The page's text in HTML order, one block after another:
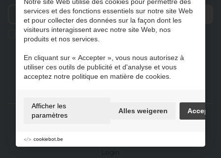
Ik geef de toestemming om mijn gegevens te bewaren en
verwerken zoals aangegeven in onze
NL
Gebruiksvoorwaarden & privacybeleid
Login
services et des fonctions essentiels sur notre site Web
et pour collecter des données sur la façon dont les
visiteurs interagissent avec notre site Web, nos
produits et nos services.
En cliquant sur « Accepter », vous nous autorisez à
utiliser ces outils de publicité et d'analyse et vous
acceptez notre politique en matière de cookies.
Afficher les
paramètres
Alles weigeren Accepter
cookiebot.be